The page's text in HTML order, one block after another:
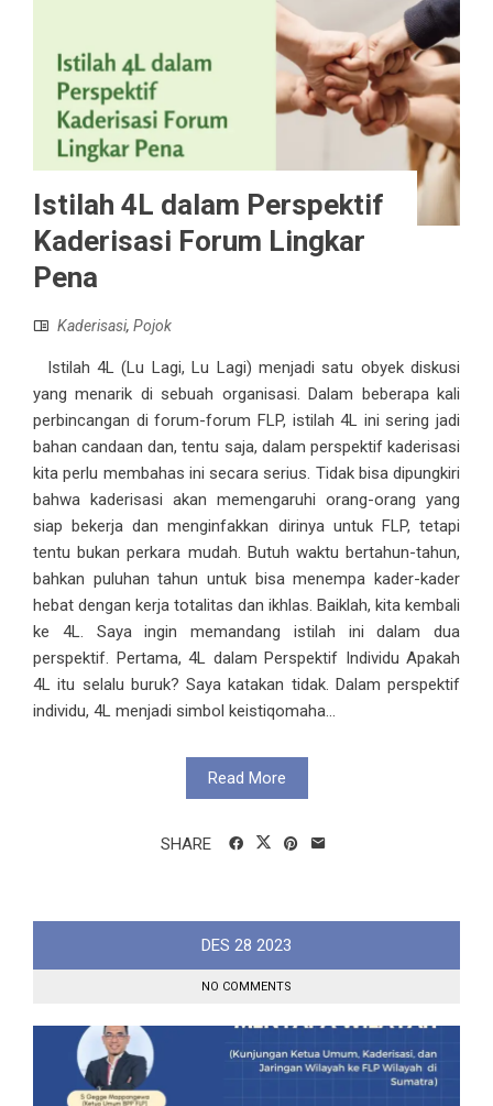
Istilah 4L dalam Perspektif
Kaderisasi Forum Lingkar
Pena
Kaderisasi, Pojok
Istilah 4L (Lu Lagi, Lu Lagi) menjadi satu obyek diskusi
yang menarik di sebuah organisasi. Dalam beberapa kali
perbincangan di forum-forum FLP, istilah 4L ini sering jadi
bahan candaan dan, tentu saja, dalam perspektif kaderisasi
kita perlu membahas ini secara serius. Tidak bisa dipungkiri
bahwa kaderisasi akan memengaruhi orang-orang yang
siap bekerja dan menginfakkan dirinya untuk FLP, tetapi
tentu bukan perkara mudah. Butuh waktu bertahun-tahun,
bahkan puluhan tahun untuk bisa menempa kader-kader
hebat dengan kerja totalitas dan ikhlas. Baiklah, kita kembali
ke 4L. Saya ingin memandang istilah ini dalam dua
perspektif. Pertama, 4L dalam Perspektif Individu Apakah
4L itu selalu buruk? Saya katakan tidak. Dalam perspektif
individu, 4L menjadi simbol keistiqomaha...
Read More
SHARE
DES 28 2023
NO COMMENTS